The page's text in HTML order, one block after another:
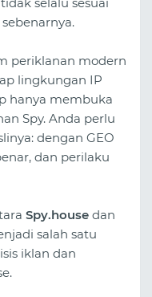
selalu sesuai
periklanan modern
lingkungan IP
hanya membuka
Spy. Anda perlu
dengan GEO
dan perilaku
Spy.house dan
salah satu
iklan dan